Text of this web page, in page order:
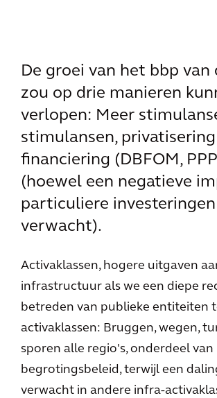
De groei van het bbp van
zou op drie manieren
verlopen: Meer
stimulansen,
financiering (DBFOM,
(hoewel een negatieve
particuliere
verwacht).
Activaklassen, hogere uitgaven
infrastructuur als we een diepe
betreden van publieke entiteiten
activaklassen: Bruggen, wegen,
sporen alle regio's, onderdeel van
begrotingsbeleid, terwijl een
verwacht in andere infra-